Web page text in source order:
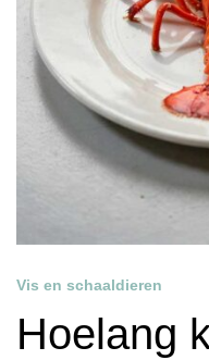
Vis en schaaldieren
Hoelang